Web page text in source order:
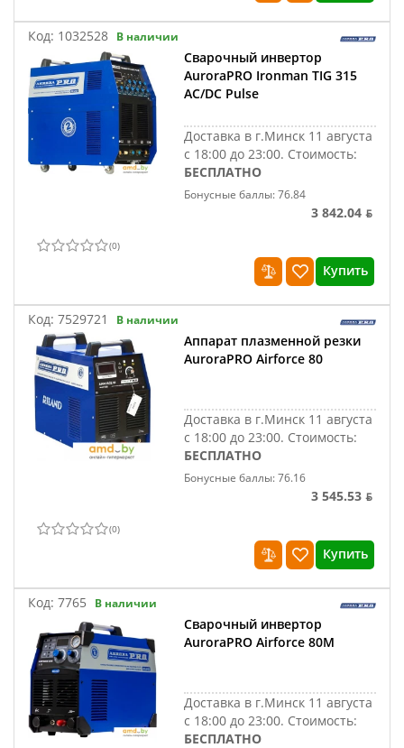
Код: 1032528 В наличии
Сварочный инвертор
AuroraPRO Ironman TIG 315
AC/DC Pulse
Доставка в г.Минск 11 августа
с 18:00 до 23:00. Стоимость:
БЕСПЛАТНО
Бонусные баллы: 76.84
3 842.04 ƃ
(0)
Купить
Код: 7529721 В наличии
Аппарат плазменной резки
AuroraPRO Airforce 80
Доставка в г.Минск 11 августа
с 18:00 до 23:00. Стоимость:
БЕСПЛАТНО
Бонусные баллы: 76.16
3 545.53 ƃ
(0)
Купить
Код: 7765 В наличии
Сварочный инвертор
AuroraPRO Airforce 80M
Доставка в г.Минск 11 августа
с 18:00 до 23:00. Стоимость:
БЕСПЛАТНО